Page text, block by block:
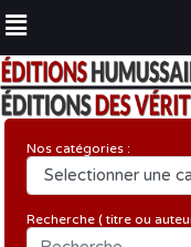
Nos catégories :
Recherche ( titre ou